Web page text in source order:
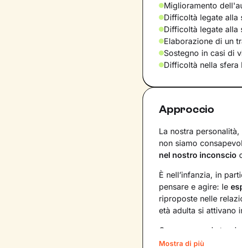
Miglioramento
Difficoltà legate alla
Difficoltà legate alla
Elaborazione di un
Sostegno in casi di
Difficoltà nella sfera
Approccio
La nostra
non siamo
nel nostro inconscio
È nell’infanzia, in
pensare e agire: le
riproposte nelle
età adulta si attivano
Conoscere noi stessi
quinte: raggiungere
Mostra di più